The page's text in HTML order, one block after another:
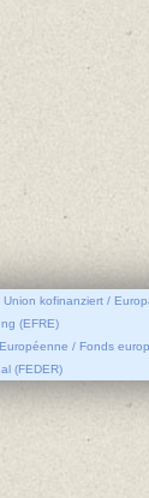
kofinanziert /
(EFRE)
/ Fonds
(FEDER)